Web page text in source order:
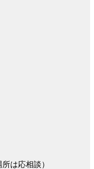
は応相談）